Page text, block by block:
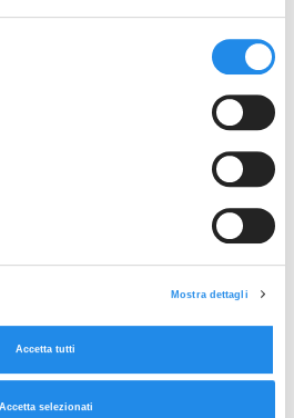
Mostra dettagli
Accetta tutti
Accetta selezionati
TKL
ASME BPE Rev5